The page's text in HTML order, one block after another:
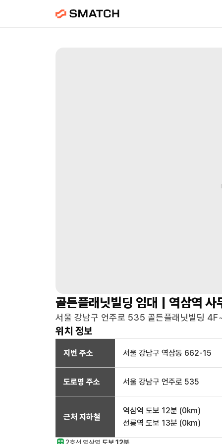
골든플래닛빌딩 임대 | 역삼역 사
서울 강남구 언주로 535 골든플래닛빌딩
위치 정보
지번 주소 서울 강남구 역삼동 662-15
도로명 주소 서울 강남구 언주로 535
근처 지하철
역삼역 도보 12분 (0km)
선릉역 도보 13분 (0km)